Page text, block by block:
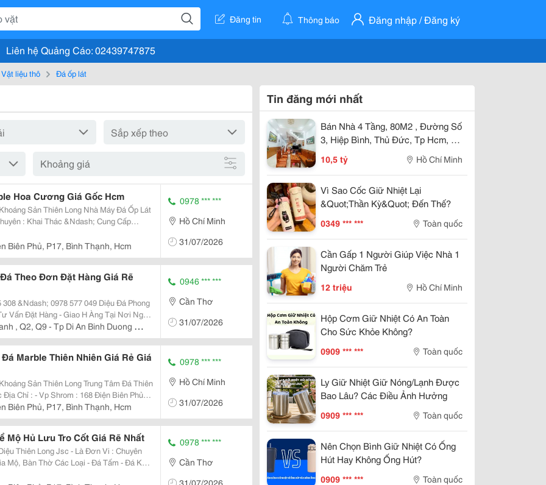
Đăng tin Thông báo Đăng nhập / Đăng ký
Liên hệ Quảng Cáo: 02439747875
Vật liệu thô Đá ốp lát
Khoảng giá
Hoa Cương Giá Gốc Hcm
Long Nhà Máy Đá Ốp Lát
Đá Cẩm T
Biên Phủ, P17, Bình Thạnh, Hcm
0978 *** ***
Hồ Chí Minh
31/07/2026
Theo Đơn Đặt Hàng Giá Rẽ
0978 577 049 Diệu Đá Phong
, Q2, Q9 - Tp Di An Binh Duong -
0946 *** ***
Cần Thơ
31/07/2026
Marble Thiên Nhiên Giá Rẻ Giá
Long Trung Tâm Đá Thiên
Biên Phủ, P17, Bình Thạnh, Hcm
0978 *** ***
Hồ Chí Minh
31/07/2026
Mộ Hủ Lưu Tro Cốt Giá Rẽ Nhất
0978 *** ***
Cần Thơ
31/07/2026
Tin đăng mới nhất
Bán Nhà 4 Tầng, 80M2 , Đường Số
3, Hiệp Bình, Thủ Đức, Tp Hcm, Sổ
Hồng Riêng, Giá 10.5 Tỷ.
10,5 tỷ Hồ Chí Minh
Vì Sao Cốc Giữ Nhiệt Lại
&Quot;Thần Kỳ&Quot; Đến Thế?
0349 *** *** Toàn quốc
Cần Gấp 1 Người Giúp Việc Nhà 1
Người Chăm Trẻ
12 triệu Hồ Chí Minh
Hộp Cơm Giữ Nhiệt Có An Toàn
Cho Sức Khỏe Không?
0909 *** *** Toàn quốc
Ly Giữ Nhiệt Giữ Nóng/Lạnh Được
Bao Lâu? Các Điều Ảnh Hưởng
0909 *** *** Toàn quốc
Nên Chọn Bình Giữ Nhiệt Có Ống
Hút Hay Không Ống Hút?
0909 *** *** Toàn quốc